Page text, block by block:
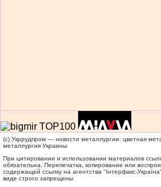
(c) Укррудпром — новости металлургии: цветная
металлургия Украины
При цитировании и использовании материалов
обязательна. Перепечатка, копирование или
содержащей ссылку на агентства "Iнтерфакс-
виде строго запрещены